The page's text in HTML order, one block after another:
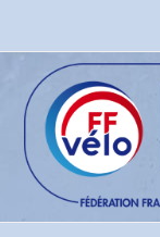
content